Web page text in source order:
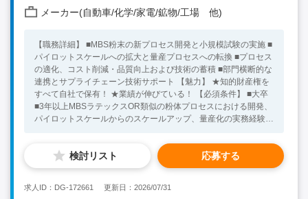
メーカー(自動車/化学/家電/鉱物/工場 他)
【職務詳細】 ■MBS粉末の新プロセス開発と小規模試験の実施 ■
パイロットスケールへの拡大と量産プロセスへの転換 ■プロセス
の適化、コスト削減・品質向上および技術の蓄積 ■部門横断的な
連携とサプライチェーン技術サポート 【魅力】 ★知的財産権を
すべて自社で保有！ ★業績が伸びている！ 【必須条件】 ■大卒
■3年以上MBSラテックスOR類似の粉体プロセスにおける開発、
パイロットスケールからのスケールアップ、量産化の実務経験あ
タを解析してプロセス上の問題を特定できる方 ■データフィッテ
ィング、プロセスフロー図の作成に精通し、物質収支計算及びプ
ロセスリスクの予測能力がある方 ■化学工業の安全基準、材料コ
応処理プロセスについて理解している方
検討リスト 応募する
求人ID：DG-172661 更新日：2026/07/31